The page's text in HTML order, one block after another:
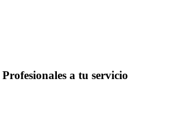
Profesionales a tu servicio